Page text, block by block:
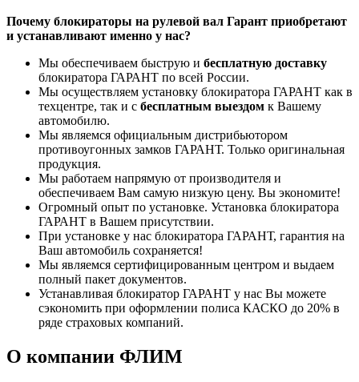
Почему блокираторы на рулевой вал Гарант приобретают
и устанавливают именно у нас?
Мы обеспечиваем быструю и бесплатную доставку
блокиратора ГАРАНТ по всей России.
Мы осуществляем установку блокиратора ГАРАНТ как в
техцентре, так и с бесплатным выездом к Вашему
автомобилю.
Мы являемся официальным дистрибьютором
противоугонных замков ГАРАНТ. Только оригинальная
продукция.
Мы работаем напрямую от производителя и
обеспечиваем Вам самую низкую цену. Вы экономите!
Огромный опыт по установке. Установка блокиратора
ГАРАНТ в Вашем присутствии.
При установке у нас блокиратора ГАРАНТ, гарантия на
Ваш автомобиль сохраняется!
Мы являемся сертифицированным центром и выдаем
полный пакет документов.
Устанавливая блокиратор ГАРАНТ у нас Вы можете
сэкономить при оформлении полиса КАСКО до 20% в
ряде страховых компаний.
О компании ФЛИМ